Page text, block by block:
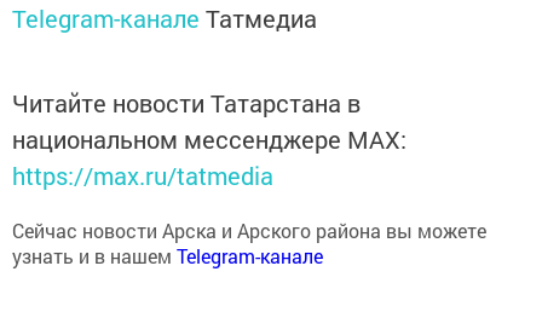
Telegram-канале Татмедиа
Читайте новости Татарстана в
национальном мессенджере MАХ:
https://max.ru/tatmedia
Сейчас новости Арска и Арского района вы можете
узнать и в нашем Telegram-канале